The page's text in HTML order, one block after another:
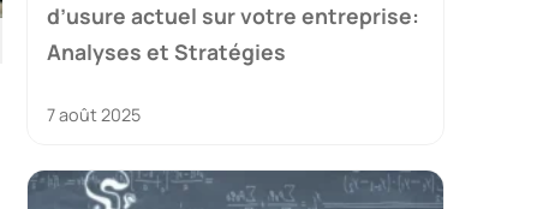
d’usure actuel sur votre entreprise:
Analyses et Stratégies
7 août 2025